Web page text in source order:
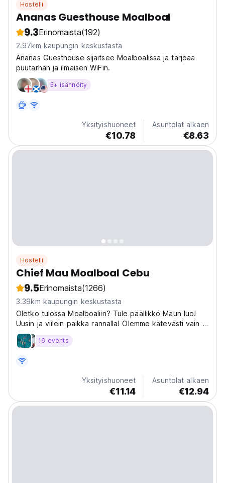
Hostelli
Ananas Guesthouse Moalboal
9.3Erinomaista(192)
2.97km kaupungin keskustasta
Ananas Guesthouse sijaitsee Moalboalissa ja tarjoaa
puutarhan ja ilmaisen WiFin.
5+ isännöity
Yksityishuoneet
€10.78
Asuntolat alkaen
€8.63
Hostelli
Chief Mau Moalboal Cebu
9.5Erinomaista(1266)
3.39km kaupungin keskustasta
Oletko tulossa Moalboaliin? Tule päällikkö Maun luo!
Uusin ja viilein paikka rannalla! Olemme kätevästi vain 2
minuutin kävelymatkan päässä
16 events
Yksityishuoneet
€11.14
Asuntolat alkaen
€12.94